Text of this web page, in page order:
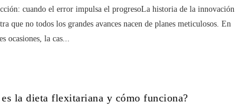
cuando el error impulsa el progresoLa historia de la innovación
que no todos los grandes avances nacen de planes meticulosos. En
ocasiones, la cas...
es la dieta flexitariana y cómo funciona?